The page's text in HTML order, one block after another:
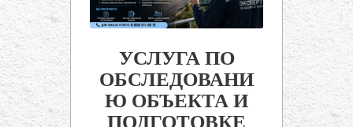
УСЛУГА ПО
ОБСЛЕДОВАНИ
Ю ОБЪЕКТА И
ПОДГОТОВКЕ